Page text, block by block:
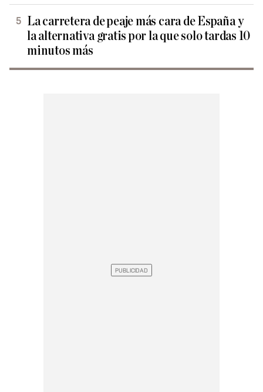
La carretera de peaje más cara de España y
la alternativa gratis por la que solo tardas 10
minutos más